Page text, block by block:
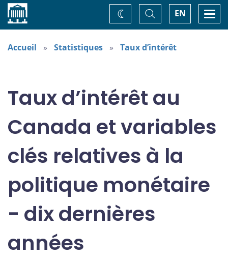
Accueil EN
Basculer
la
recherche
Changez
de
thème
Accueil Statistiques Taux d’intérêt
Taux d’intérêt au
Canada et variables
clés relatives à la
politique monétaire
- dix dernières
années